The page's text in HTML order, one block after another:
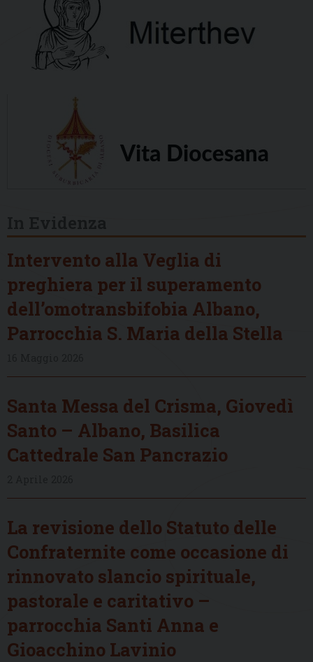
Intervento alla Veglia di
preghiera per il superamento
dell’omotransbifobia Albano,
Parrocchia S. Maria della Stella
Santa Messa del Crisma, Giovedì
Santo – Albano, Basilica
Cattedrale San Pancrazio
La revisione dello Statuto delle
Confraternite come occasione di
rinnovato slancio spirituale,
pastorale e caritativo –
parrocchia Santi Anna e
Gioacchino Lavinio